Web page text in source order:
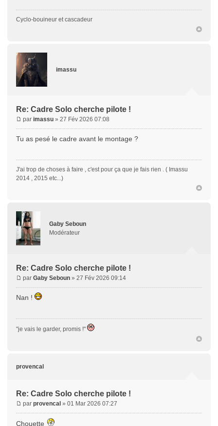
Cyclo-bouineur et cascadeur
imassu
Re: Cadre Solo cherche pilote !
par imassu » 27 Fév 2026 07:08
Tu as pesé le cadre avant le montage ?
J'ai trop de choses à faire , c'est pour ça que je fais rien . ( Imassu
2014 , 2015 etc...)
Gaby Seboun
Modérateur
Re: Cadre Solo cherche pilote !
par Gaby Seboun » 27 Fév 2026 09:14
Nan !
"je vais le garder, promis !"
provencal
Re: Cadre Solo cherche pilote !
par provencal » 01 Mar 2026 07:27
Chouette